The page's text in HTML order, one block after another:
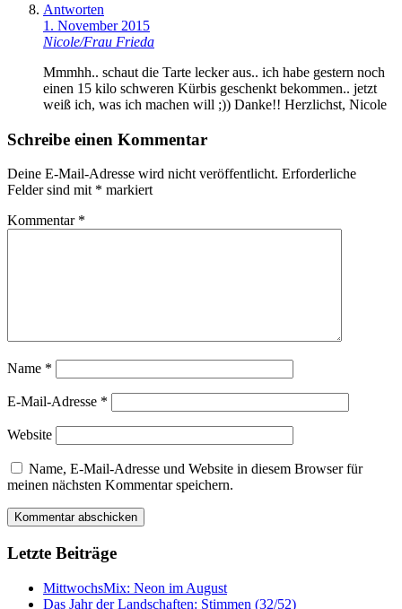
Antworten
1. November 2015
Nicole/Frau Frieda
Mmmhh.. schaut die Tarte lecker aus.. ich habe gestern noch
einen 15 kilo schweren Kürbis geschenkt bekommen.. jetzt
weiß ich, was ich machen will ;)) Danke!! Herzlichst, Nicole
Schreibe einen Kommentar
Deine E-Mail-Adresse wird nicht veröffentlicht. Erforderliche
Felder sind mit * markiert
Kommentar *
Name *
E-Mail-Adresse *
Website
Name, E-Mail-Adresse und Website in diesem Browser für
meinen nächsten Kommentar speichern.
Letzte Beiträge
MittwochsMix: Neon im August
Das Jahr der Landschaften: Stimmen (32/52)